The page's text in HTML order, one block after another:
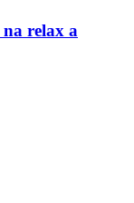
relax a